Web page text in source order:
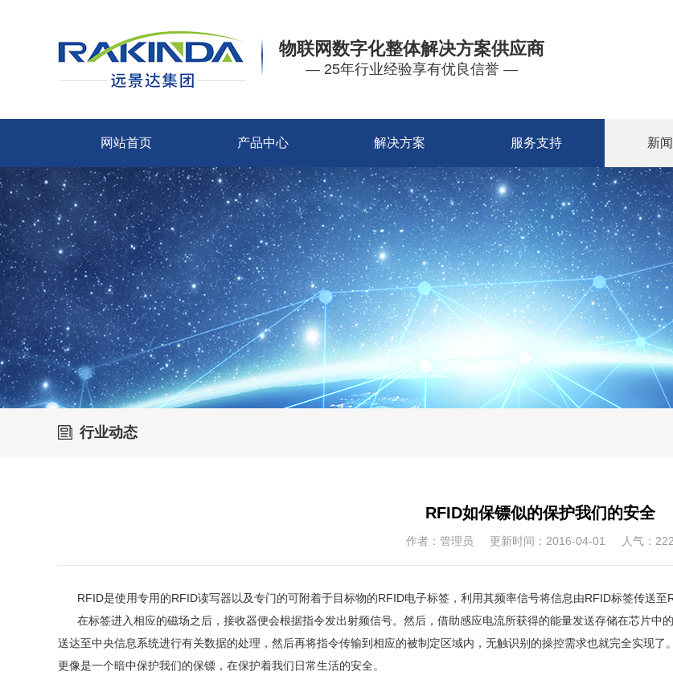
物联网数字化整体解决方案供应商
— 25年行业经验享有优良信誉 —
网站首页 产品中心 解决方案 服务支持 新
行业动态
RFID如保镖似的保护我们的安全
作者：管理员 更新时间：2016-04-01 人气： 222
RFID是使用专用的RFID读写器以及专门的可附着于目标物的RFID电子标签，利用其频率信号将信息由RFID标签传送至
在标签进入相应的磁场之后，接收器便会根据指令发出射频信号。然后，借助感应电流所获得的能量发送存储在芯片中
送达至中央信息系统进行有关数据的处理，然后再将指令传输到相应的被制定区域内，无触识别的操控需求也就完全实现
更像是一个暗中保护我们的保镖，在保护着我们日常生活的安全。